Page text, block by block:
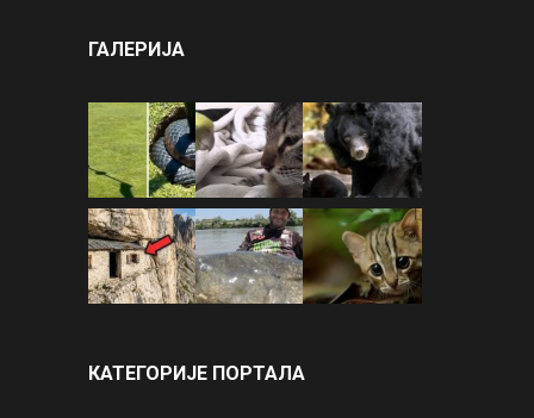
ГАЛЕРИЈА
КАТЕГОРИЈЕ ПОРТАЛА